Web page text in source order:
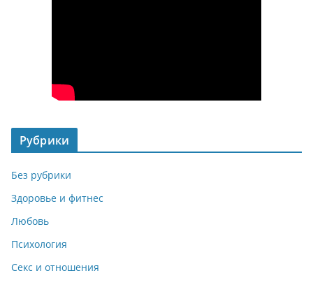
Рубрики
Без рубрики
Здоровье и фитнес
Любовь
Психология
Секс и отношения